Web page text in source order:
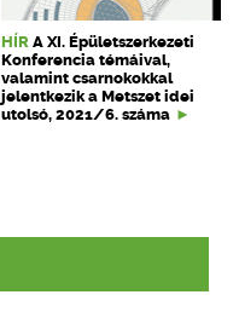
HÍR A XI. Épületszerkezeti
Konferencia témáival,
valamint csarnokokkal
jelentkezik a Metszet idei
utolsó, 2021/6. száma